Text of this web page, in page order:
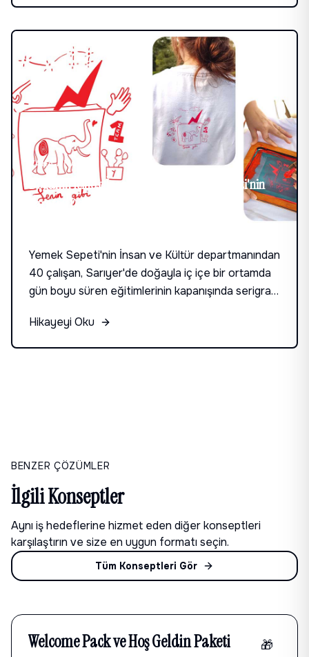
VAKA ANALIZI
Doğanın İçinde İnsan ve Kültür: Yemek Sepeti'nin
Yaratıcı Dönüşümü
Yemek Sepeti'nin İnsan ve Kültür departmanından
40 çalışan, Sarıyer'de doğayla iç içe bir ortamda
gün boyu süren eğitimlerinin kapanışında serigrafi
kendi tasarımlarını yaptı, Erbil Sivaslıoğlu 15
dakikada tüm fikirleri birleştirip kalıcı eserlere
Hikayeyi Oku
BENZER ÇÖZÜMLER
İlgili Konseptler
Aynı iş hedeflerine hizmet eden diğer konseptleri
karşılaştırın ve size en uygun formatı seçin.
Tüm Konseptleri Gör
Welcome Pack ve Hoş Geldin Paketi 🎁